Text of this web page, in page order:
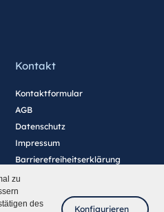
zu
des
Konfigurieren
Kontakt
Kontaktformular
AGB
Datenschutz
Impressum
Barrierefreiheitserklärung
Cookie-Einstellungen